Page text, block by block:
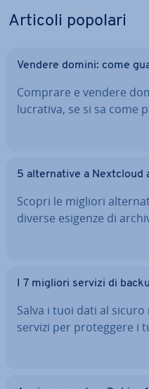
Articoli popolari
Vendere domini: come
Comprare e vendere
lucrativa, se si sa come
5 al­ter­na­ti­ve a Nextcloud
Scopri le migliori
diverse esigenze di
I 7 migliori servizi di
Salva i tuoi dati al
servizi per pro­teg­ge­re i